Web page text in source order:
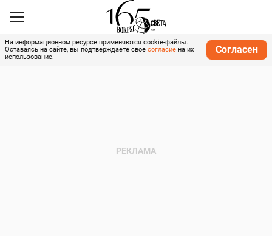
На информационном ресурсе применяются cookie-файлы.
Оставаясь на сайте, вы подтверждаете свое согласие на их
использование.
Согласен